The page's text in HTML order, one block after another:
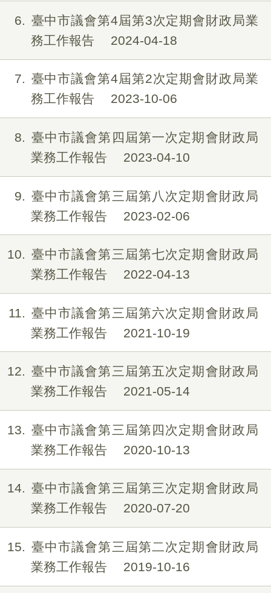
6
臺中市議會第4屆第3次定期會財政局業
務工作報告
2024-04-18
7
臺中市議會第4屆第2次定期會財政局業
務工作報告
2023-10-06
8
臺中市議會第四屆第一次定期會財政局
業務工作報告
2023-04-10
9
臺中市議會第三屆第八次定期會財政局
業務工作報告
2023-02-06
10
臺中市議會第三屆第七次定期會財政局
業務工作報告
2022-04-13
11
臺中市議會第三屆第六次定期會財政局
業務工作報告
2021-10-19
12
臺中市議會第三屆第五次定期會財政局
業務工作報告
2021-05-14
13
臺中市議會第三屆第四次定期會財政局
業務工作報告
2020-10-13
14
臺中市議會第三屆第三次定期會財政局
業務工作報告
2020-07-20
15
臺中市議會第三屆第二次定期會財政局
業務工作報告
2019-10-16